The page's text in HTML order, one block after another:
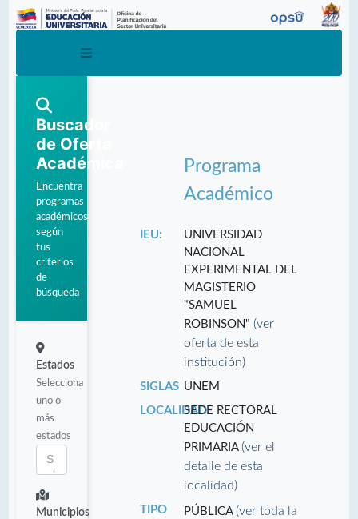
Buscador
de Oferta
Académica
Encuentra
programas
académicos
según
tus
criterios
de
búsqueda
Estados
Selecciona
uno o
más
estados
Municipios
Programa
Académico
IEU:
UNIVERSIDAD
NACIONAL
EXPERIMENTAL DEL
MAGISTERIO
"SAMUEL
ROBINSON"(ver
oferta de esta
institución)
SIGLAS UNEM
LOCALIDAD:SEDE RECTORAL
EDUCACIÓN
PRIMARIA(ver el
detalle de esta
localidad)
TIPO
PÚBLICA(ver toda la